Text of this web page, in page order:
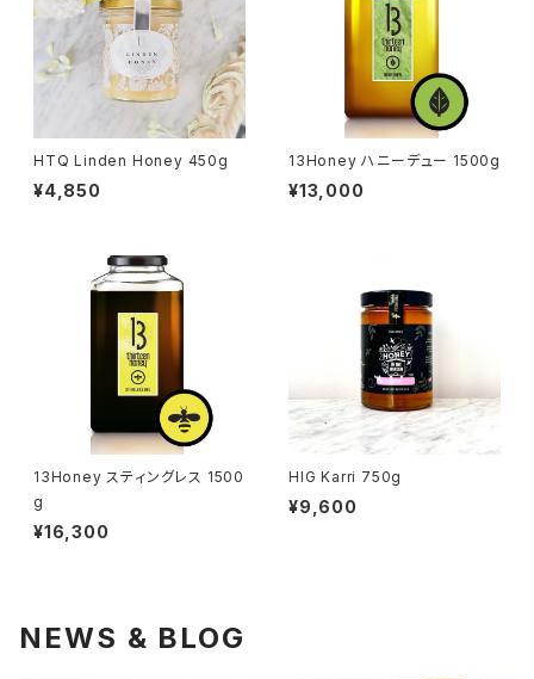
HTQ Linden Honey 450g
¥4,850
13Honey ハニーデュー 1500g
¥13,000
13Honey スティングレス 1500
g
¥16,300
HIG Karri 750g
¥9,600
NEWS & BLOG